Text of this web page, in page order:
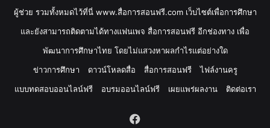
ผู้ช่วย รวมทั้งหมดไว้ที่นี่ www.สื่อการสอนฟรี.com เว็บไซต์เพื่อการศึกษา
และยังสามารถติดตามได้ทางแฟนเพจ สื่อการสอนฟรี อีกช่องทาง เพื่อ
พัฒนาการศึกษาไทย โดยไม่แสวงหาผลกำไรแต่อย่างใด
ข่าวการศึกษา
ดาวน์โหลดสื่อ สื่อการสอนฟรี
ไฟล์งานครู
แบบทดสอบออนไลน์ฟรี
อบรมออนไลน์ฟรี เผยแพร่ผลงาน ติดต่อเรา
Facebook